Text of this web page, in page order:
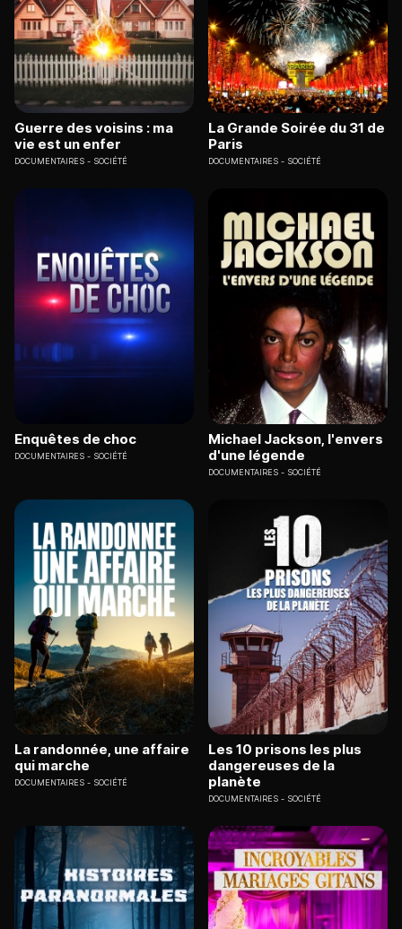
Guerre des voisins : ma
vie est un enfer
DOCUMENTAIRES SOCIÉTÉ
La Grande Soirée du 31 de
Paris
DOCUMENTAIRES SOCIÉTÉ
Enquêtes de choc
DOCUMENTAIRES SOCIÉTÉ
Michael Jackson, l'envers
d'une légende
DOCUMENTAIRES SOCIÉTÉ
La randonnée, une affaire
qui marche
DOCUMENTAIRES SOCIÉTÉ
Les 10 prisons les plus
dangereuses de la
planète
DOCUMENTAIRES SOCIÉTÉ